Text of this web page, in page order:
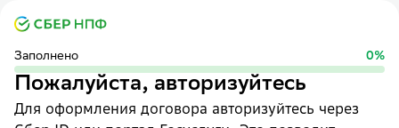
Заполнено 0%
Пожалуйста, авторизуйтесь
Для оформления договора авторизуйтесь через